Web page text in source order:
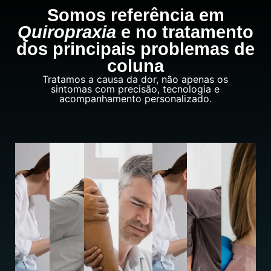
Somos referência em
Quiropraxia e no tratamento
dos principais problemas de
coluna
Tratamos a causa da dor, não apenas os
sintomas com precisão, tecnologia e
acompanhamento personalizado.